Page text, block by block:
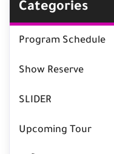
Categories
Program Schedule
Show Reserve
SLIDER
Upcoming Tour